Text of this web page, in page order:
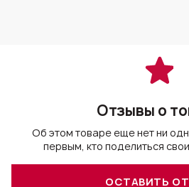
Отзывы о
Об этом товаре еще нет ни
первым, кто поделиться
ОСТАВИТЬ